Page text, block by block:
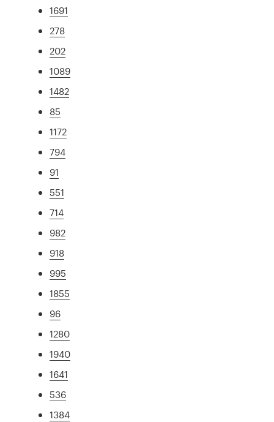
1691
278
202
1089
1482
85
1172
794
91
551
714
982
918
995
1855
96
1280
1940
1641
536
1384